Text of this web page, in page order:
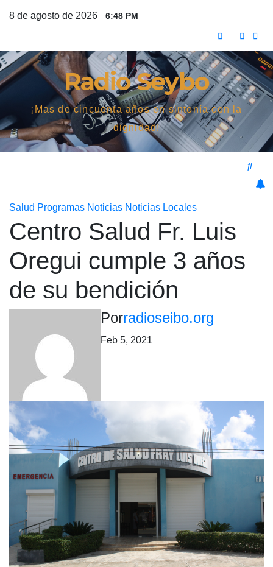
8 de agosto de 2026 6:48 PM
Radio Seybo
¡Mas de cincuenta años en sintonía con la
dignidad!
Salud Programas Noticias Noticias Locales
Centro Salud Fr. Luis
Oregui cumple 3 años
de su bendición
Porradioseibo.org
Feb 5, 2021